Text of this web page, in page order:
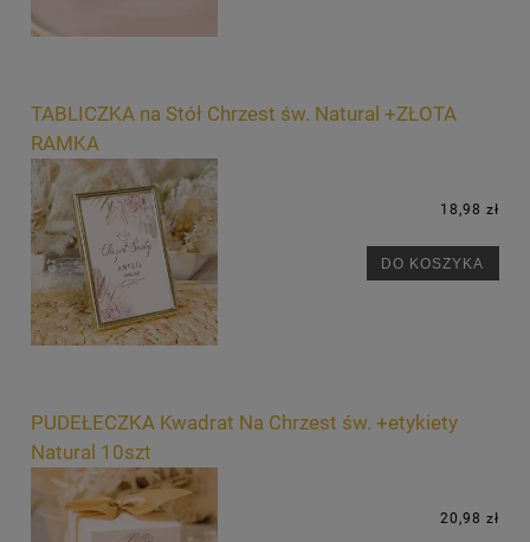
TABLICZKA na Stół Chrzest św. Natural +ZŁOTA
RAMKA
18,98 zł
DO KOSZYKA
PUDEŁECZKA Kwadrat Na Chrzest św. +etykiety
Natural 10szt
20,98 zł